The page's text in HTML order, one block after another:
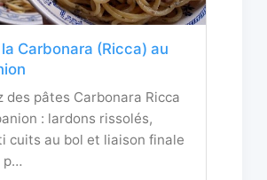
Carbonara (Ricca) au
des pâtes Carbonara Ricca
: lardons rissolés,
cuits au bol et liaison finale
p…